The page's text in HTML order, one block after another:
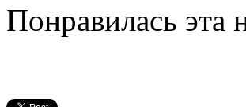
Понравилась эта